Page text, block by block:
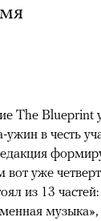
The Blueprint
в честь
вот уже
из 13